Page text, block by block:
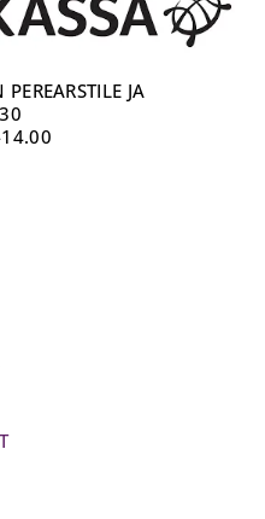
JA